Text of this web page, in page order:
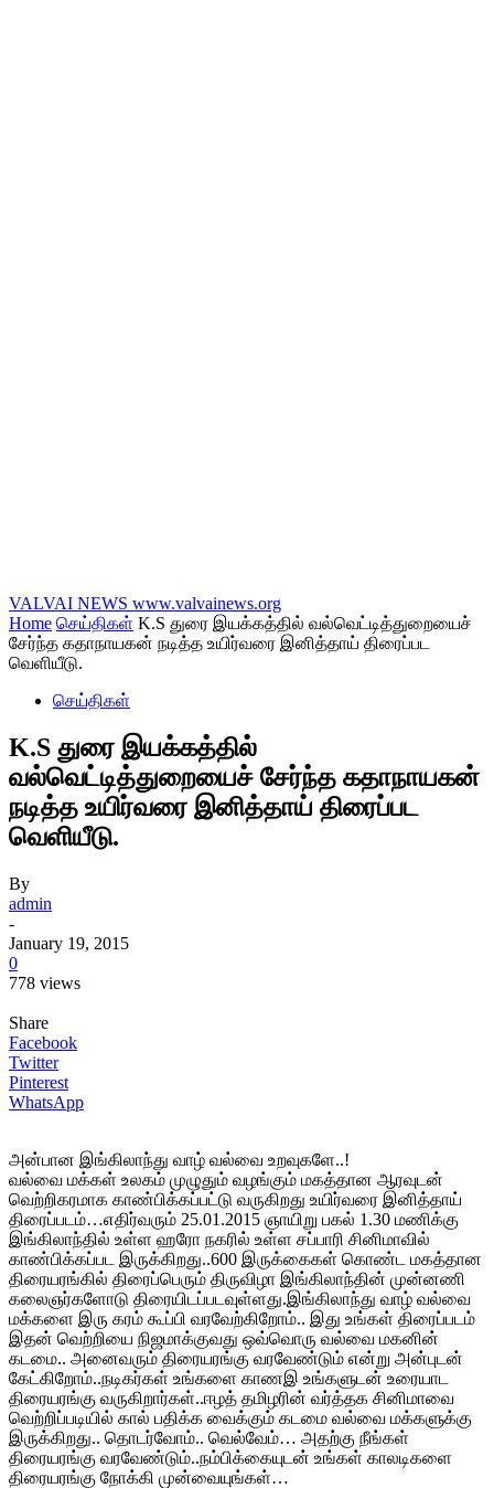
VALVAI NEWS www.valvainews.org
Home செய்திகள் K.S துரை இயக்கத்தில் வல்வெட்டித்துறையைச்
சேர்ந்த கதாநாயகன் நடித்த உயிர்வரை இனித்தாய் திரைப்பட
வெளியீடு.
செய்திகள்
K.S துரை இயக்கத்தில்
வல்வெட்டித்துறையைச் சேர்ந்த கதாநாயகன்
நடித்த உயிர்வரை இனித்தாய் திரைப்பட
வெளியீடு.
By
admin
-
January 19, 2015
0
778 views
Share
Facebook
Twitter
Pinterest
WhatsApp
அன்பான இங்கிலாந்து வாழ் வல்வை உறவுகளே..!
வல்வை மக்கள் உலகம் முழுதும் வழங்கும் மகத்தான ஆரவுடன்
வெற்றிகரமாக காண்பிக்கப்பட்டு வருகிறது உயிர்வரை இனித்தாய்
திரைப்படம்…எதிர்வரும் 25.01.2015 ஞாயிறு பகல் 1.30 மணிக்கு
இங்கிலாந்தில் உள்ள ஹரோ நகரில் உள்ள சப்பாரி சினிமாவில்
காண்பிக்கப்பட இருக்கிறது..600 இருக்கைகள் கொண்ட மகத்தான
திரையரங்கில் திரைப்பெரும் திருவிழா இங்கிலாந்தின் முன்னணி
கலைஞர்களோடு திரையிடப்படவுள்ளது.இங்கிலாந்து வாழ் வல்வை
மக்களை இரு கரம் கூப்பி வரவேற்கிறோம்.. இது உங்கள் திரைப்படம்
இதன் வெற்றியை நிஜமாக்குவது ஒவ்வொரு வல்வை மகனின்
கடமை.. அனைவரும் திரையரங்கு வரவேண்டும் என்று அன்புடன்
கேட்கிறோம்..நடிகர்கள் உங்களை காணஇ உங்களுடன் உரையாட
திரையரங்கு வருகிறார்கள்..ஈழத் தமிழரின் வர்த்தக சினிமாவை
வெற்றிப்படியில் கால் பதிக்க வைக்கும் கடமை வல்வை மக்களுக்கு
இருக்கிறது.. தொடர்வோம்.. வெல்வேம்… அதற்கு நீங்கள்
திரையரங்கு வரவேண்டும்..நம்பிக்கையுடன் உங்கள் காலடிகளை
திரையரங்கு நோக்கி முன்வையுங்கள்…